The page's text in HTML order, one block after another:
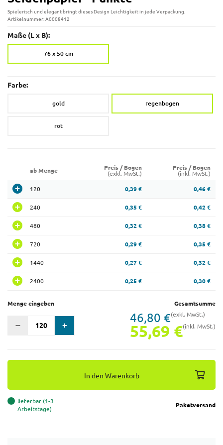
Spielerisch und elegant bringt dieses Design Leichtigkeit in jede Verpackung.
Artikelnummer: A0008412
Maße (L x B):
76 x 50 cm
Farbe:
gold regenbogen
rot
ab Menge
Preis / Bogen
(exkl. MwSt.)
Preis / Bogen
(inkl. MwSt.)
120 0,39 € 0,46 €
240 0,35 € 0,42 €
480 0,32 € 0,38 €
720 0,29 € 0,35 €
1440 0,27 € 0,32 €
2400 0,25 € 0,30 €
Menge eingeben Gesamtsumme
46,80 €(exkl. MwSt.)
55,69 €(inkl. MwSt.)
In den Warenkorb
lieferbar (1-3
Arbeitstage)
Paketversand